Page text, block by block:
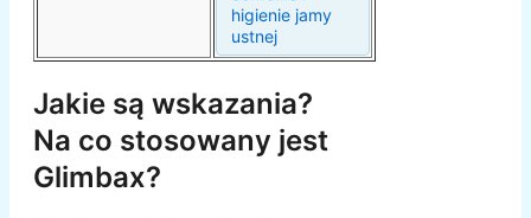
higienie jamy
ustnej
Jakie są wskazania?
Na co stosowany jest
Glimbax?